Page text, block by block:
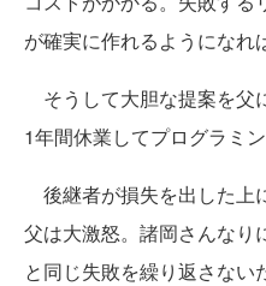
が確実に作れるようになれ
そうして大胆な提案を父
1年間休業してプログラミ
後継者が損失を出した上
父は大激怒。諸岡さんなり
と同じ失敗を繰り返さない